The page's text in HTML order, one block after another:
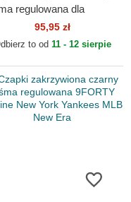
regulowana dla
9FORTY League
New York
95,95 zł
to od 11 - 12 sierpie